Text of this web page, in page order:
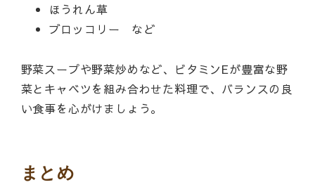
ほうれん草
ブロッコリー など
野菜スープや野菜炒めなど、ビタミンEが豊富な野
菜とキャベツを組み合わせた料理で、バランスの良
い食事を心がけましょう。
まとめ